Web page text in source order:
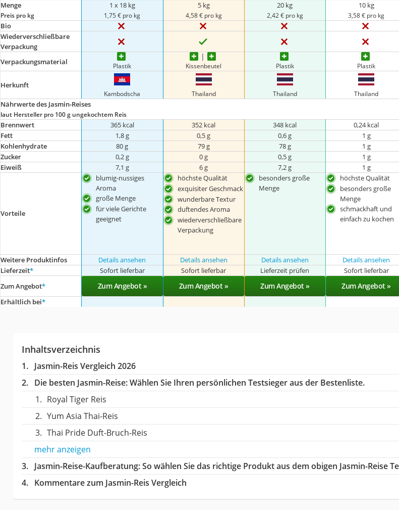
Menge
Preis pro kg
1 x 18 kg
1,75 € pro kg
5 kg
4,58 € pro kg
20 kg
2,42 € pro kg
10 kg
3,58 € pro kg
Bio
Wiederverschließbare
Verpackung
Verpackungsmaterial
Plastik Kissenbeutel Plastik Plastik
Herkunft
Kambodscha Thailand Thailand Thailand
Nährwerte des Jasmin-Reises
laut Hersteller pro 100 g ungekochtem Reis
Brennwert 365 kcal 352 kcal 348 kcal 0,24 kcal
Fett
1,8 g 0,5 g 0,6 g 1 g
Kohlenhydrate
80 g 79 g 78 g 1 g
Zucker
0,2 g 0 g 0,5 g 1 g
Eiweiß
7,1 g 6 g 7,2 g 1 g
Vorteile
blumig-nussiges
Aroma
große Menge
für viele Gerichte
geeignet
höchste Qualität
exquisiter Geschmack
wunderbare Textur
duftendes Aroma
wiederverschließbare
Verpackung
besonders große
Menge
höchste Qualität
besonders große
Menge
schmackhaft und
einfach zu kochen
Weitere Produktinfos Details ansehen Details ansehen Details ansehen Details ansehen
Lieferzeit* Sofort lieferbar Sofort lieferbar Lieferzeit prüfen Sofort lieferbar
Zum Angebot* Zum Angebot » Zum Angebot » Zum Angebot » Zum Angebot »
Erhältlich bei*
Inhaltsverzeichnis
Jasmin-Reis Vergleich 2026
Die besten Jasmin-Reise:Wählen Sie Ihren persönlichen Testsieger aus der Bestenliste.
Royal Tiger Reis
Yum Asia Thai-Reis
Thai Pride Duft-Bruch-Reis
mehr anzeigen
Jasmin-Reise-Kaufberatung: So wählen Sie das richtige Produkt aus dem obigen Jasmin-Reise
Kommentare zum Jasmin-Reis Vergleich